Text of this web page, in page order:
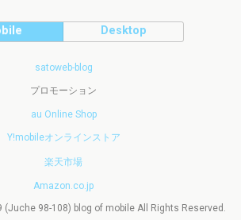
Desktop
satoweb-blog
プロモーション
au Online Shop
Y!mobileオンラインストア
楽天市場
Amazon.co.jp
(Juche 98-108) blog of mobile All Rights Reserved.